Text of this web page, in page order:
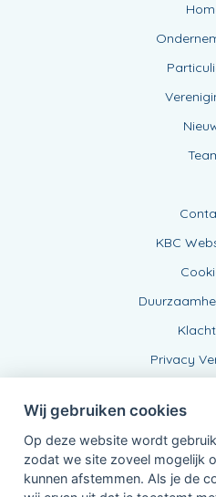
KBC
Privacy
Wij gebruiken cookies
Op deze website wordt
zodat we site zoveel mogelijk
kunnen afstemmen. Als je de